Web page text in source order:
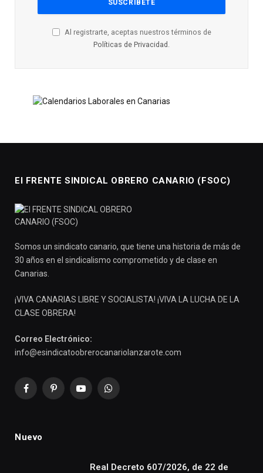
Al registrarte, aceptas nuestros términos de
Políticas de Privacidad
El FRENTE SINDICAL OBRERO CANARIO (FSOC)
Somos un sindicato canario, que tiene una historia de más de
30 años en el sindicalismo comprometido y de clase en
Canarias.
¡VIVA CANARIAS LIBRE Y SOCIALISTA! ¡VIVA LA LUCHA DE LA
CLASE OBRERA!
Correo Electrónico:
info@esindicatoobrerocanariolanzarote.com
FacebookPinterestYouTubeWhatsApp
Nuevo
Real Decreto 607/2026, de 22 de